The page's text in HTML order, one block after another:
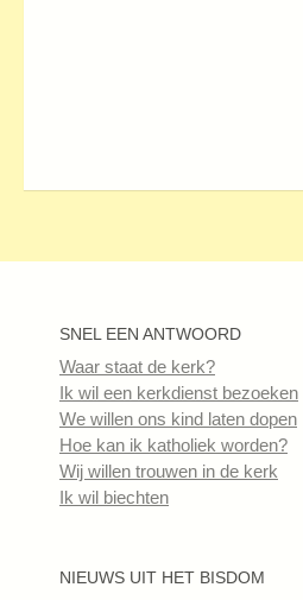
SNEL EEN ANTWOORD
Waar staat de kerk?
Ik wil een kerkdienst bezoeken
We willen ons kind laten dopen
Hoe kan ik katholiek worden?
Wij willen trouwen in de kerk
Ik wil biechten
NIEUWS UIT HET BISDOM